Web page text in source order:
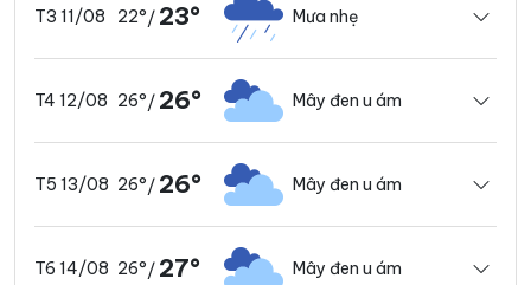
T3 11/08 22°/ 23° Mưa nhẹ
T4 12/08 26°/ 26° Mây đen u ám
T5 13/08 26°/ 26° Mây đen u ám
T6 14/08 26°/ 27° Mây đen u ám